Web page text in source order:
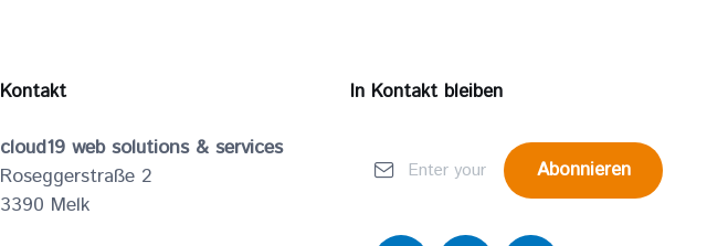
Kontakt
cloud19 web solutions & services
Roseggerstraße 2
3390 Melk
In Kontakt bleiben
Abonnieren